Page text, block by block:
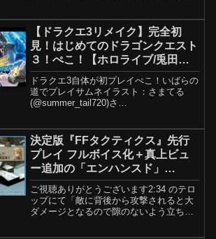
された動画、繰り返しの多い動画...
【ドラクエ3リメイク】完全初
見！はじめてのドラゴンクエスト
３！ぺこ！【ホロライブ/兎田ぺ
こら】
ドラクエ3自体が初プレイぺこ！いばらの
道でプレイサムネイラスト：さまてる
(@summer_tail720)さ
－－－－－⋈🥕Twitter🥕ハッシュタグ
#...
決定版『FFタクティクス』先行
プレイ フルボイス化＋真上ビュ
ー追加の「エンハンスド」
は、“最新のゲーム”くらい遊びや
すい。戦闘中の情報量もUP
ご視聴ありがとうございます2:34 のテロ
ップにて「敵に背後から攻撃されると大
ダメージとなるので隙のないよう立ち回